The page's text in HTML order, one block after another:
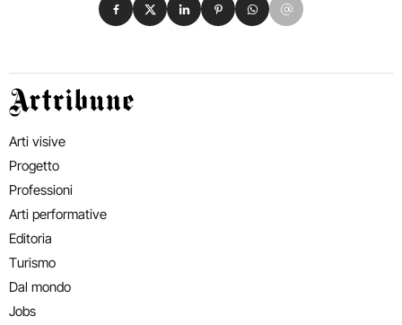
Artribune
Arti visive
Progetto
Professioni
Arti performative
Editoria
Turismo
Dal mondo
Jobs